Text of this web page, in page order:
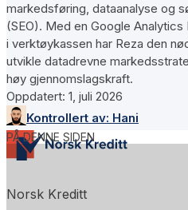
markedsføring, dataanalyse og
(SEO). Med en Google Analytics
i verktøykassen har Reza den
utvikle datadrevne
høy gjennomslagskraft.
Oppdatert: 1, juli 2026
Kontrollert av: Hani
PÅ DENNE SIDEN
Norsk Kreditt